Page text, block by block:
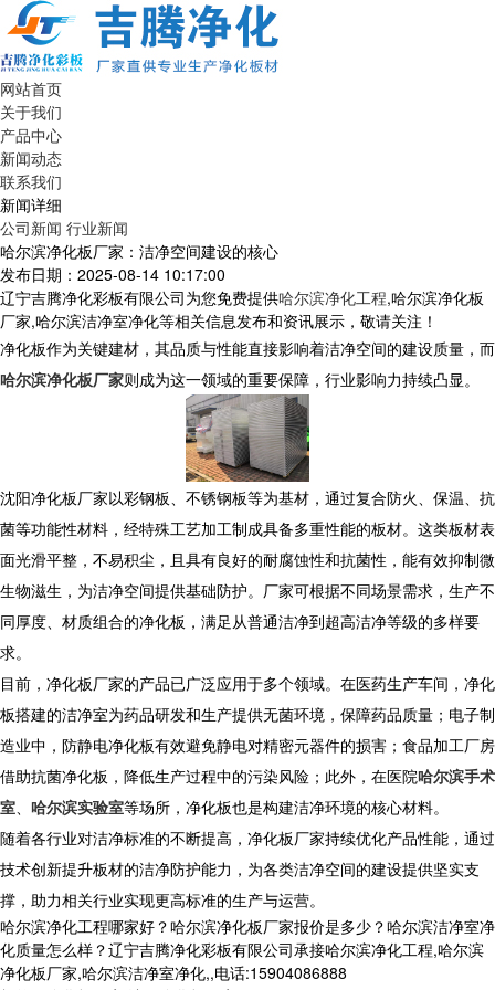
网站首页
关于我们
产品中心
新闻动态
联系我们
新闻详细
公司新闻 行业新闻
哈尔滨净化板厂家：洁净空间建设的核心
发布日期：2025-08-14 10:17:00
辽宁吉腾净化彩板有限公司为您免费提供哈尔滨净化工程,哈尔滨净化板
厂家,哈尔滨洁净室净化等相关信息发布和资讯展示，敬请关注！
净化板作为关键建材，其品质与性能直接影响着洁净空间的建设质量，而
哈尔滨净化板厂家则成为这一领域的重要保障，行业影响力持续凸显。
​ 沈阳净化板厂家以彩钢板、不锈钢板等为基材，通过复合防火、保温、抗
菌等功能性材料，经特殊工艺加工制成具备多重性能的板材。这类板材表
面光滑平整，不易积尘，且具有良好的耐腐蚀性和抗菌性，能有效抑制微
生物滋生，为洁净空间提供基础防护。厂家可根据不同场景需求，生产不
同厚度、材质组合的净化板，满足从普通洁净到超高洁净等级的多样要
求。​
目前，净化板厂家的产品已广泛应用于多个领域。在医药生产车间，净化
板搭建的洁净室为药品研发和生产提供无菌环境，保障药品质量；电子制
造业中，防静电净化板有效避免静电对精密元器件的损害；食品加工厂房
借助抗菌净化板，降低生产过程中的污染风险；此外，在医院哈尔滨手术
室、 哈尔滨实验室等场所，净化板也是构建洁净环境的核心材料。
​ 随着各行业对洁净标准的不断提高，净化板厂家持续优化产品性能，通过
技术创新提升板材的洁净防护能力，为各类洁净空间的建设提供坚实支
撑，助力相关行业实现更高标准的生产与运营。​
哈尔滨净化工程哪家好？哈尔滨净化板厂家报价是多少？哈尔滨洁净室净
化质量怎么样？辽宁吉腾净化彩板有限公司承接哈尔滨净化工程,哈尔滨
净化板厂家,哈尔滨洁净室净化,,电话:15904086888